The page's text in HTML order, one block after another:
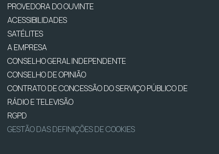
PROVEDORA DO OUVINTE
ACESSIBILIDADES
SATÉLITES
A EMPRESA
CONSELHO GERAL INDEPENDENTE
CONSELHO DE OPINIÃO
CONTRATO DE CONCESSÃO DO SERVIÇO PÚBLICO DE
RÁDIO E TELEVISÃO
RGPD
GESTÃO DAS DEFINIÇÕES DE COOKIES